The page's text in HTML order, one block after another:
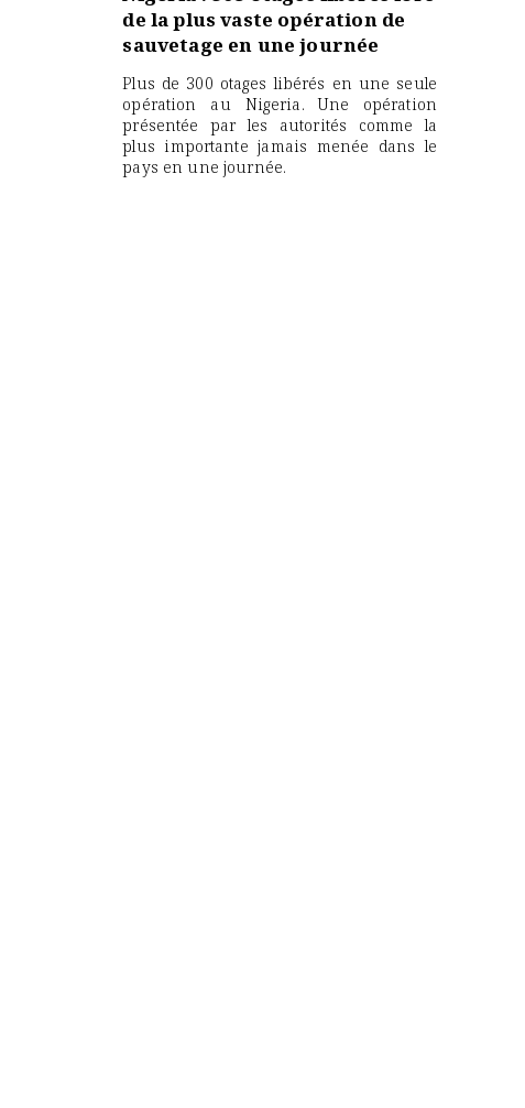
de la plus vaste opération de
sauvetage en une journée
Plus de 300 otages libérés en une seule
opération au Nigeria. Une opération
présentée par les autorités comme la
plus importante jamais menée dans le
pays en une journée.